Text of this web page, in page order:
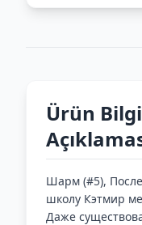
Ürün
Шарм (#5),
школу Кэтмир
Даже